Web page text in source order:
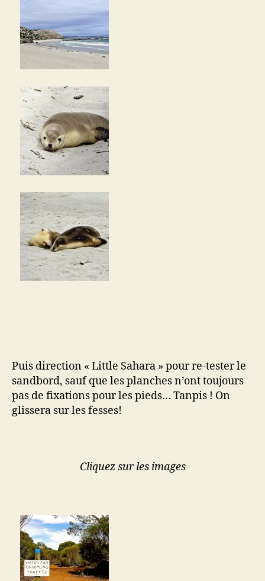
Puis direction « Little Sahara » pour re-tester le
sandbord, sauf que les planches n’ont toujours
pas de fixations pour les pieds… Tanpis ! On
glissera sur les fesses!
Cliquez sur les images